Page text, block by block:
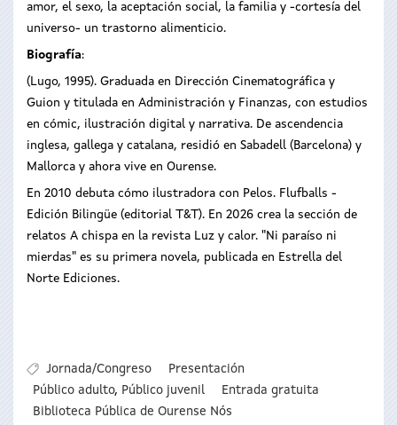
amor, el sexo, la aceptación social, la familia y -cortesía del
universo- un trastorno alimenticio.
Biografía:
(Lugo, 1995). Graduada en Dirección Cinematográfica y
Guion y titulada en Administración y Finanzas, con estudios
en cómic, ilustración digital y narrativa. De ascendencia
inglesa, gallega y catalana, residió en Sabadell (Barcelona) y
Mallorca y ahora vive en Ourense.
En 2010 debuta cómo ilustradora con Pelos. Flufballs -
Edición Bilingüe (editorial T&T). En 2026 crea la sección de
relatos A chispa en la revista Luz y calor. "Ni paraíso ni
mierdas" es su primera novela, publicada en Estrella del
Norte Ediciones.
Jornada/Congreso
Presentación
Público adulto, Público juvenil
Entrada gratuita
Biblioteca Pública de Ourense Nós